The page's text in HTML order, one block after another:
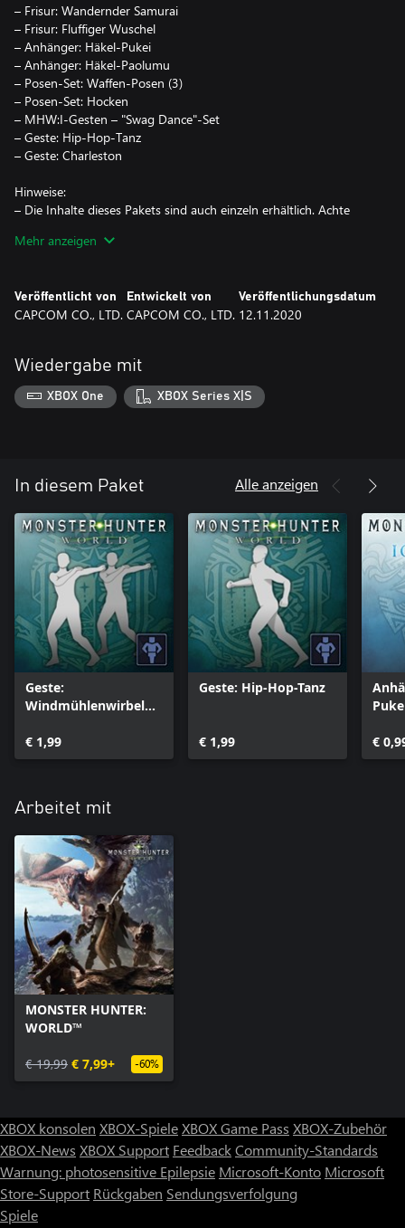
– Frisur: Wandernder Samurai
– Frisur: Fluffiger Wuschel
– Anhänger: Häkel-Pukei
– Anhänger: Häkel-Paolumu
– Posen-Set: Waffen-Posen (3)
– Posen-Set: Hocken
– MHW:I-Gesten – "Swag Dance"-Set
– Geste: Hip-Hop-Tanz
– Geste: Charleston
Hinweise:
– Die Inhalte dieses Pakets sind auch einzeln erhältlich. Achte
– Der Kauf von Monster Hunter World: Iceborne ist nötig, um
Mehr anzeigen
Veröffentlicht von
CAPCOM CO., LTD.
Entwickelt von
CAPCOM CO., LTD.
Veröffentlichungsdatum
12.11.2020
Wiedergabe mit
XBOX One XBOX Series X|S
In diesem Paket Alle anzeigen
Geste:
Windmühlenwirbelwi
€ 1,99
Geste: Hip-Hop-Tanz
€ 1,99 €
Arbeitet mit
MONSTER HUNTER:
WORLD™
€ 19,99 € 7,99+ -60%
XBOX konsolen XBOX-SpieleXBOX Game Pass XBOX-Zubehör
XBOX-News XBOX Support FeedbackCommunity-Standards
Warnung: photosensitive Epilepsie Microsoft-Konto Microsoft
Store-Support Rückgaben Sendungsverfolgung
Spiele